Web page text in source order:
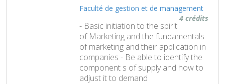
Faculté de gestion et de management
4 crédits
- Basic initiation to the spirit
of Marketing and the fundamentals
of marketing and their application in
companies - Be able to identify the
component s of supply and how to
adjust it to demand